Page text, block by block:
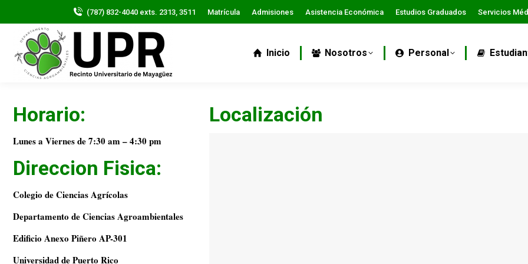
(787) 832-4040 exts. 2313, 3511 Matrícula Admisiones Asistencia Económica Estudios Graduados Servicios
Inicio Nosotros Personal
Horario:
Lunes a Viernes de 7:30 am – 4:30 pm
Direccion Fisica:
Colegio de Ciencias Agrícolas
Departamento de Ciencias Agroambientales
Edificio Anexo Piñero AP-301
Universidad de Puerto Rico
Localización